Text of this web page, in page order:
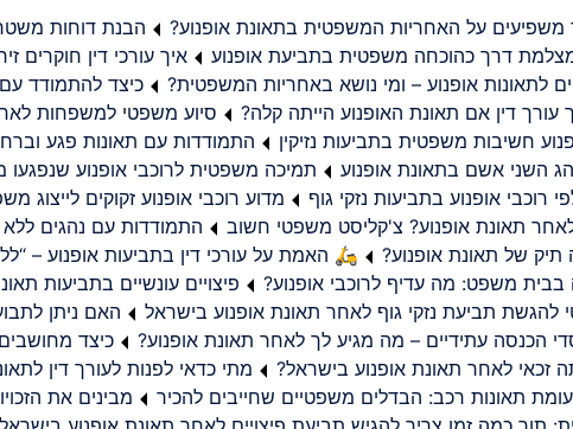
על האחריות המשפטית בתאונת אופנוע?
הבנת דוחות
מצלמת דרך כהוכחה משפטית בתביעת אופנוע
איך עורכי דין חוקרים
לתאונות אופנוע – ומי נושא באחריות המשפטית?
כיצד להתמודד
דין אם תאונת האופנוע הייתה קלה?
סיוע משפטי למשפחות
חשיבות משפטית בתביעות נזיקין
התמודדות עם תאונות פגע
השני אשם בתאונת אופנוע
תמיכה משפטית לרוכבי אופנוע שנפגעו
רוכבי אופנוע בתביעות נזקי גוף
מדוע רוכבי אופנוע זקוקים לייצוג
תאונת אופנוע? צ'קליסט משפטי חשוב
התמודדות עם נהגים
של תאונת אופנוע?
🛵 האמת על עורכי דין בתביעות אופנוע –
משפט: מה עדיף לרוכבי אופנוע?
פיצויים עונשיים בתביעות
תביעת נזקי גוף לאחר תאונת אופנוע בישראל
האם ניתן
הכנסה עתידיים – מה מגיע לך לאחר תאונת אופנוע?
כיצד
זכאי לאחר תאונת אופנוע בישראל?
מתי כדאי לפנות לעורך דין
תאונות רכב: הבדלים משפטיים שחייבים להכיר
מבינים את